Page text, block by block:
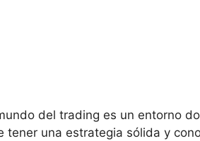
del trading es un entorno
una estrategia sólida y